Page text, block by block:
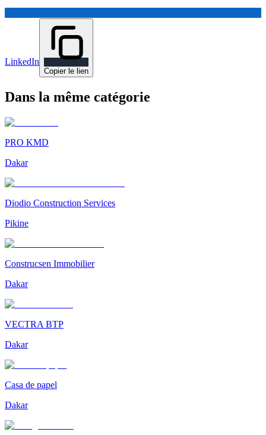
LinkedIn
Copier le lien
Dans la même catégorie
PRO KMD
Dakar
Diodio Construction Services
Pikine
Construcsen Immobilier
Dakar
VECTRA BTP
Dakar
Casa de papel
Dakar